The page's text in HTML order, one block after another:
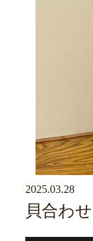
2025.03.28
貝合わ